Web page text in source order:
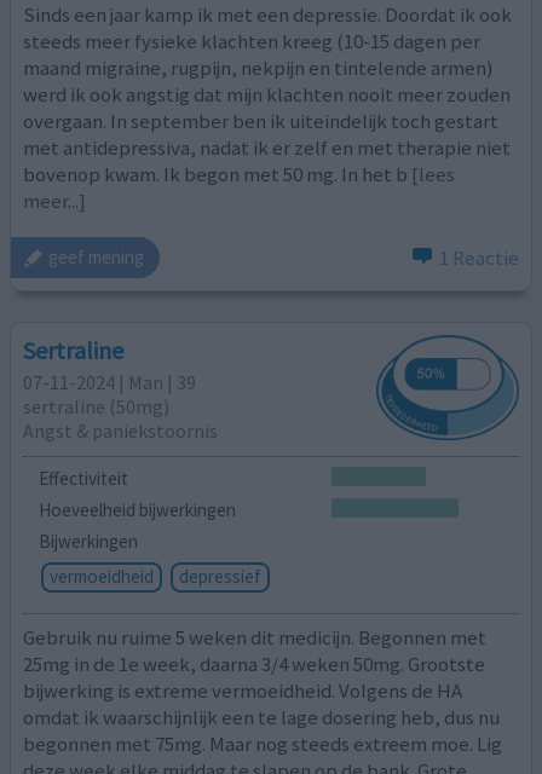
Sinds een jaar kamp ik met een depressie. Doordat ik ook
steeds meer fysieke klachten kreeg (10-15 dagen per
maand migraine, rugpijn, nekpijn en tintelende armen)
werd ik ook angstig dat mijn klachten nooit meer zouden
overgaan. In september ben ik uiteindelijk toch gestart
met antidepressiva, nadat ik er zelf en met therapie niet
bovenop kwam. Ik begon met 50 mg. In het b [lees
meer...]
geef mening 1 Reactie
Sertraline
07-11-2024 | Man | 39
sertraline (50mg)
Angst & paniekstoornis
Effectiviteit
Hoeveelheid bijwerkingen
Bijwerkingen
vermoeidheid
depressief
Gebruik nu ruime 5 weken dit medicijn. Begonnen met
25mg in de 1e week, daarna 3/4 weken 50mg. Grootste
bijwerking is extreme vermoeidheid. Volgens de HA
omdat ik waarschijnlijk een te lage dosering heb, dus nu
begonnen met 75mg. Maar nog steeds extreem moe. Lig